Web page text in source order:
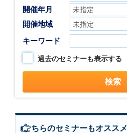
開催年月
開催地域
キーワード
過去のセミナーも表示する
こちらのセミナーもオススメ